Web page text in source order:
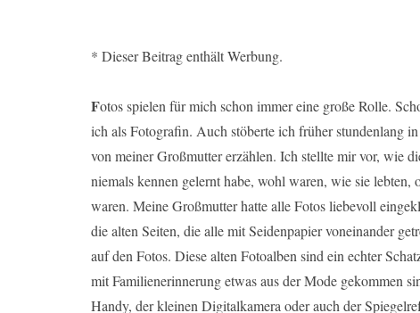
* Dieser Beitrag enthält Werbung.
Fotos spielen für mich schon immer eine große Rolle.
ich als Fotografin. Auch stöberte ich früher stundenlang
von meiner Großmutter erzählen. Ich stellte mir vor, wie
niemals kennen gelernt habe, wohl waren, wie sie
waren. Meine Großmutter hatte alle Fotos liebevoll
die alten Seiten, die alle mit Seidenpapier voneinander
auf den Fotos. Diese alten Fotoalben sind ein echter
mit Familienerinnerung etwas aus der Mode gekommen
Handy, der kleinen Digitalkamera oder auch der